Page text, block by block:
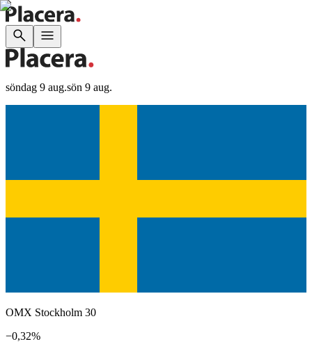
söndag 9 aug.sön 9 aug.
OMX Stockholm 30
−0,32%